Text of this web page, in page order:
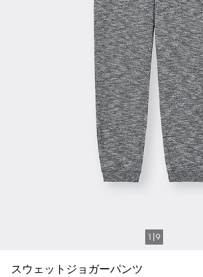
1 9
スウェットジョガーパンツ